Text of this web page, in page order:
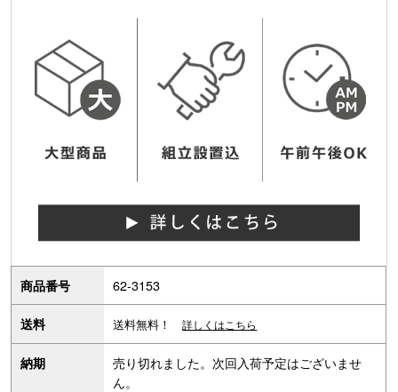
商品番号 62-3153
送料 送料無料！ 詳しくはこちら
納期
売り切れました。次回入荷予定はございませ
ん。